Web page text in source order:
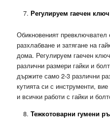
Регулируем гаечен
Обикновеният
разхлабване и затягане на
дома. Регулируем гаечен
различни размери гайки и
държите само 2-3 различни
кутията си с инструменти,
и всички работи с гайки и
Тежкотоварни гумени